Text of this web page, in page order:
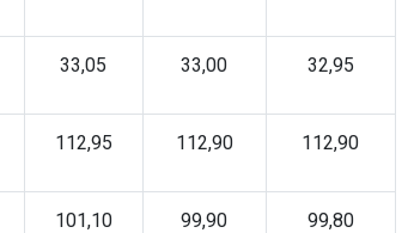
33,05 33,00 32,95
112,95 112,90 112,90
101,10 99,90 99,80